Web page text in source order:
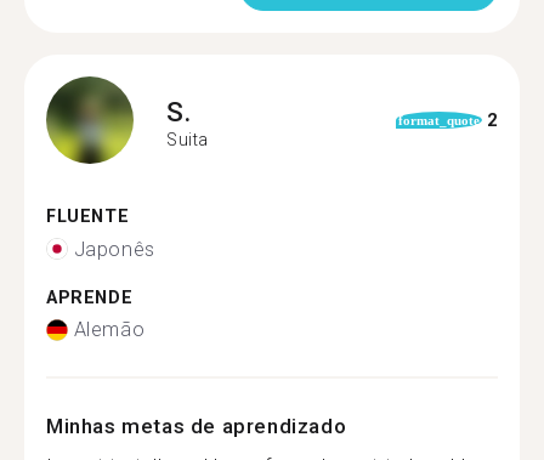
S.
Suita
format_quote 2
FLUENTE
Japonês
APRENDE
Alemão
Minhas metas de aprendizado